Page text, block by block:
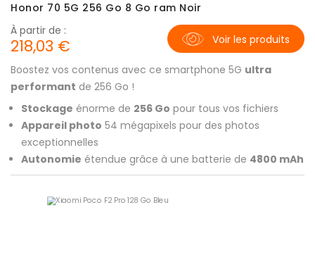
Honor 70 5G 256 Go 8 Go ram Noir
Boostez vos contenus avec ce smartphone 5G ultra
performant de 256 Go !
À partir de :
218,03 € Voir les produits
Stockage énorme de 256 Go pour tous vos fichiers
Appareil photo 54 mégapixels pour des photos
exceptionnelles
Autonomie étendue grâce à une batterie de 4800 mAh